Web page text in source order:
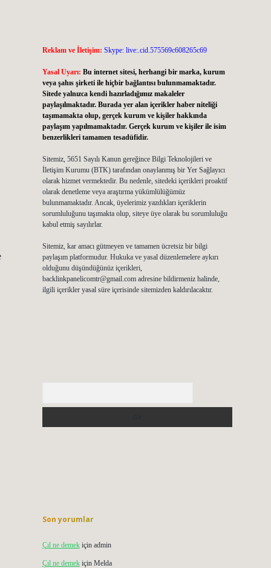
Reklam ve İletişim: Skype: live:.cid.575569c608265c69
Yasal Uyarı: Bu internet sitesi, herhangi bir marka, kurum
veya şahıs şirketi ile hiçbir bağlantısı bulunmamaktadır.
Sitede yalnızca kendi hazırladığımız makaleler
paylaşılmaktadır. Burada yer alan içerikler haber niteliği
taşımamakta olup, gerçek kurum ve kişiler hakkında
paylaşım yapılmamaktadır. Gerçek kurum ve kişiler ile isim
benzerlikleri tamamen tesadüfidir.
Sitemiz, 5651 Sayılı Kanun gereğince Bilgi Teknolojileri ve
İletişim Kurumu (BTK) tarafından onaylanmış bir Yer Sağlayıcı
olarak hizmet vermektedir. Bu nedenle, sitedeki içerikleri proaktif
olarak denetleme veya araştırma yükümlülüğümüz
bulunmamaktadır. Ancak, üyelerimiz yazdıkları içeriklerin
sorumluluğunu taşımakta olup, siteye üye olarak bu sorumluluğu
kabul etmiş sayılırlar.
Sitemiz, kar amacı gütmeyen ve tamamen ücretsiz bir bilgi
paylaşım platformudur. Hukuka ve yasal düzenlemelere aykırı
olduğunu düşündüğünüz içerikleri,
backlinkpanelicomtr@gmail.comadresine bildirmeniz halinde,
ilgili içerikler yasal süre içerisinde sitemizden kaldırılacaktır.
Son yorumlar
Çıl ne demekiçin admin
Çıl ne demekiçin Melda